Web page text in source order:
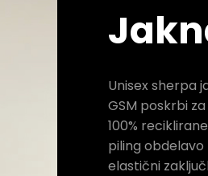
Unisex sherpa
GSM poskrbi
100%
piling obdelavo
elastični